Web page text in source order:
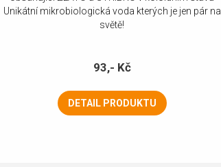
Unikátní mikrobiologická voda kterých je jen pár na
světě!
93,- Kč
DETAIL PRODUKTU